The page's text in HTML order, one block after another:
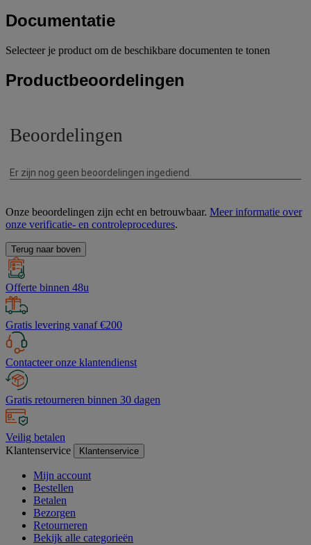
Documentatie
Selecteer je product om de beschikbare documenten te tonen
Productbeoordelingen
Onze beoordelingen zijn echt en betrouwbaar. Meer informatie over
onze verificatie- en controleprocedures.
Terug naar boven
Offerte binnen 48u
Gratis levering vanaf €200
Contacteer onze klantendienst
Gratis retourneren binnen 30 dagen
Veilig betalen
Klantenservice
Klantenservice
Mijn account
Bestellen
Betalen
Bezorgen
Retourneren
Bekijk alle categorieën